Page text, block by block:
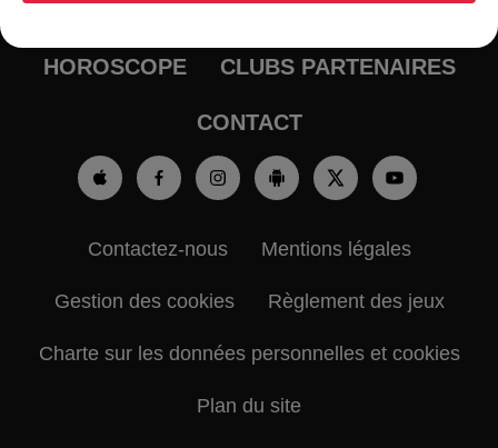
JEUX AGENDA PODCASTS
HOROSCOPE CLUBS PARTENAIRES
CONTACT
Contactez-nous Mentions légales
Gestion des cookies Règlement des jeux
Charte sur les données personnelles et cookies
Plan du site